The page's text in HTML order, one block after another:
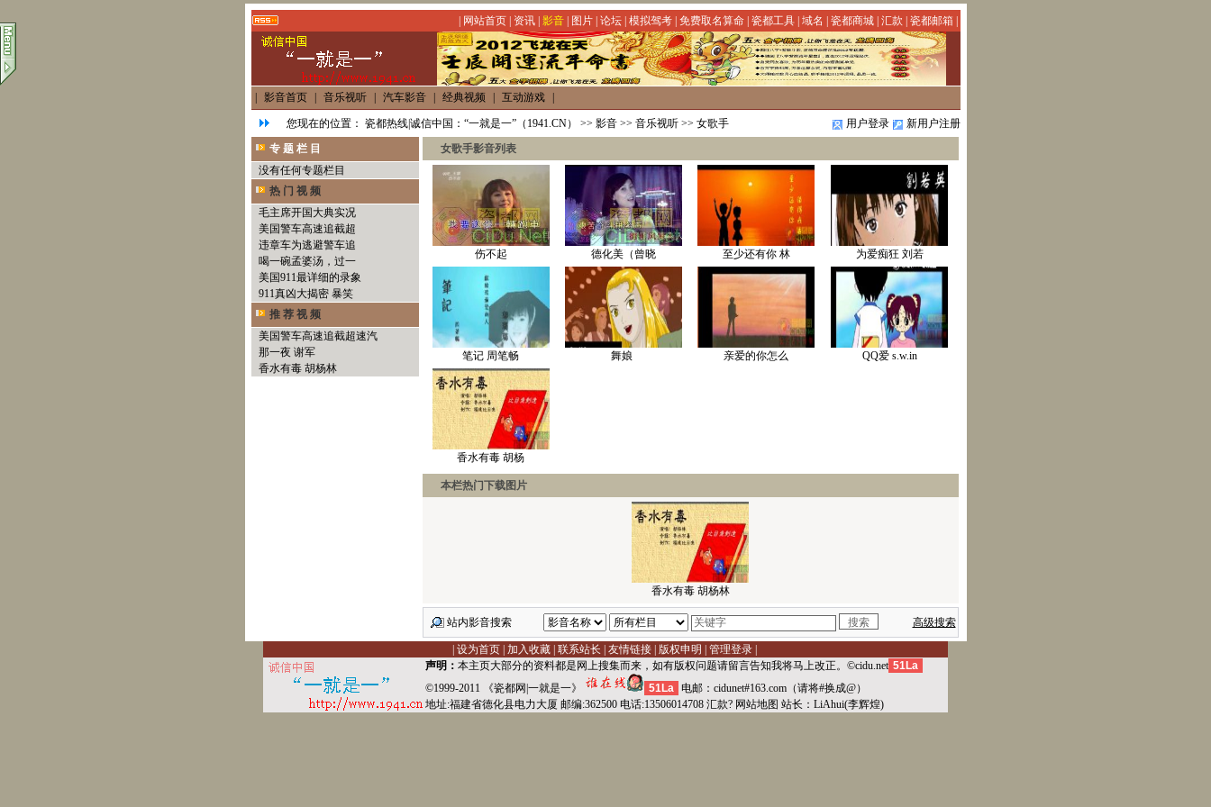
网站首页| 资讯| 影音| 图片| 论坛| 模拟驾考| 免费取名算命| 瓷都工具| 域名 瓷都商城| 汇款 瓷都邮箱
影音首页 音乐视听 汽车影音 经典视频 互动游戏
您现在的位置： 瓷都热线|诚信中国：“一就是一”（1941.CN） >> 影音>> 音乐视听>> 女歌手 用户登录
新用户注册
专 题 栏 目
没有任何专题栏目
热 门 视 频
毛主席开国大典实况
美国警车高速追截超
违章车为逃避警车追
喝一碗孟婆汤，过一
美国911最详细的录象
911真凶大揭密 暴笑
推 荐 视 频
美国警车高速追截超速汽
那一夜 谢军
香水有毒 胡杨林
女歌手影音列表
伤不起 德化美（曾晓 至少还有你 林 为爱痴狂 刘若
笔记 周笔畅 舞娘 亲爱的你怎么 QQ爱 s.w.in
香水有毒 胡杨
本栏热门下载图片
香水有毒 胡杨林
站内影音搜索 高级搜索
设为首页| 加入收藏| 联系站长 友情链接| 版权申明 管理登录|
声明： 本主页大部分的资料都是网上搜集而来，如有版权问题请留言告知我将马上改正。©cidu.net 51La
©1999-2011 《瓷都网 一就是一》 51La 电邮：cidunet#163.com（请将#换成@）
地址:福建省德化县电力大厦 邮编:362500 电话:13506014708 汇款? 网站地图 站长： LiAhui(李辉煌)